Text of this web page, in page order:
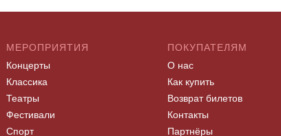
МЕРОПРИЯТИЯ
Концерты
Классика
Театры
Фестивали
Спорт
ПОКУПАТЕЛЯМ
О нас
Как купить
Возврат билетов
Контакты
Партнёры